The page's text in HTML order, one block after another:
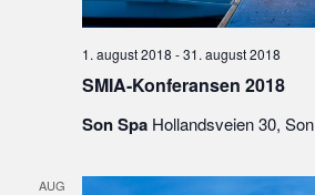
1. august 2018 -31. august 2018
SMIA-Konferansen 2018
Son Spa Hollandsveien 30, Son
AUG